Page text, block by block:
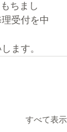
ちまし
受付を中
ます。
すべて表示